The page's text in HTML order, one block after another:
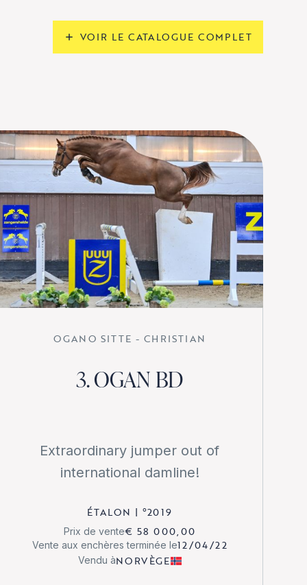
VOIR LE CATALOGUE COMPLET
OGANO SITTE - CHRISTIAN
3. OGAN BD
Extraordinary jumper out of
international damline!
ÉTALON | °2019
Prix de vente€ 58 000,00
Vente aux enchères terminée le12/04/22
Vendu àNORVÈGE